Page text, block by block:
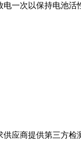
一次以保持电池活
应商提供第三方检